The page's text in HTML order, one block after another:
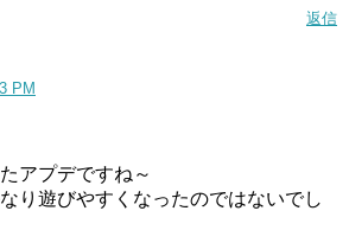
返信
PM
アプデですね～
り遊びやすくなったのではないでし